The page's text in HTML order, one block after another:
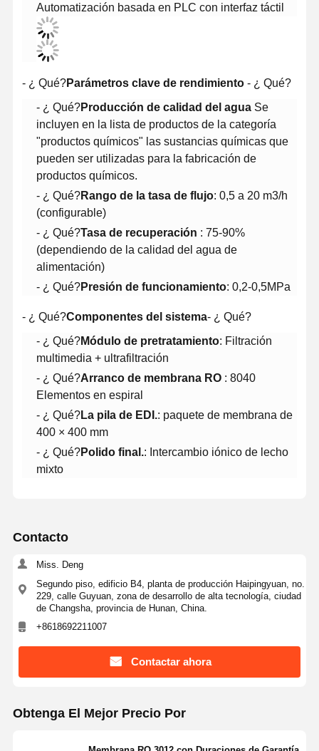
En Casa Productos
Casos De
Trabajo
Solicitar Una
Sistema de agua ultrapura de laboratorio
Automatización basada en PLC con interfaz táctil
- ¿ Qué?Parámetros clave de rendimiento - ¿ Qué?
- ¿ Qué?Producción de calidad del agua Se
incluyen en la lista de productos de la categoría
"productos químicos" las sustancias químicas que
pueden ser utilizadas para la fabricación de
productos químicos.
- ¿ Qué?Rango de la tasa de flujo: 0,5 a 20 m3/h
(configurable)
- ¿ Qué?Tasa de recuperación : 75-90%
(dependiendo de la calidad del agua de
alimentación)
- ¿ Qué?Presión de funcionamiento: 0,2-0,5MPa
- ¿ Qué?Componentes del sistema- ¿ Qué?
- ¿ Qué?Módulo de pretratamiento: Filtración
multimedia + ultrafiltración
- ¿ Qué?Arranco de membrana RO : 8040
Elementos en espiral
- ¿ Qué?La pila de EDI.: paquete de membrana de
400 × 400 mm
- ¿ Qué?Polido final.: Intercambio iónico de lecho
mixto
Contacto
Miss. Deng
Segundo piso, edificio B4, planta de producción Haipingyuan, no.
229, calle Guyuan, zona de desarrollo de alta tecnología, ciudad
de Changsha, provincia de Hunan, China.
+8618692211007
Contactar ahora
Obtenga El Mejor Precio Por